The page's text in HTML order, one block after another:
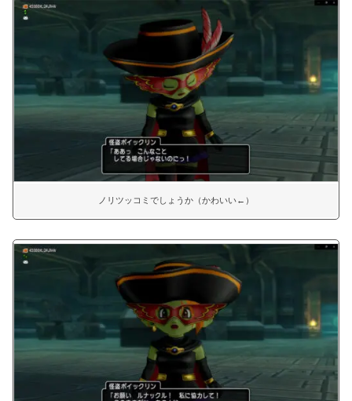
ノリツッコミでしょうか（かわいい←）